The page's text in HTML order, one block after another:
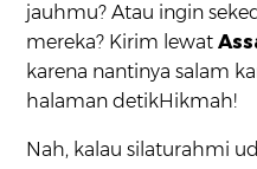
jauhmu? Atau ingin
mereka? Kirim lewat
karena nantinya salam
halaman detikHikmah!
Nah, kalau silaturahmi